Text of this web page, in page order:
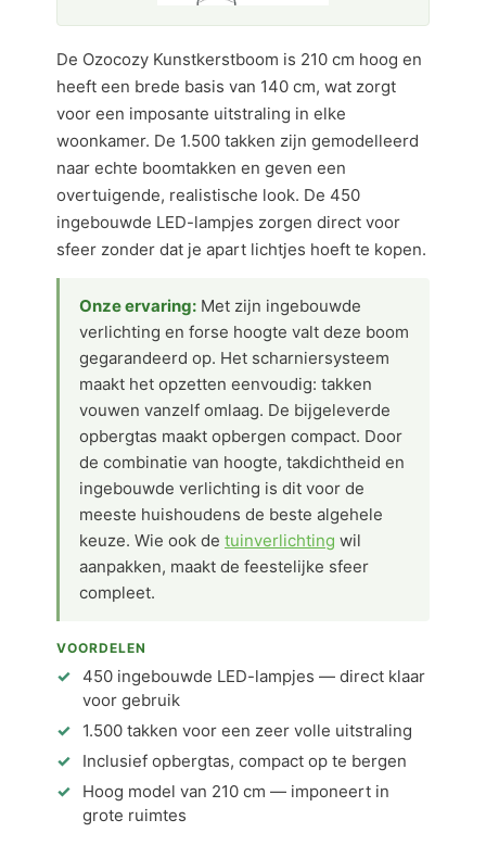
De Ozocozy Kunstkerstboom is 210 cm hoog en
heeft een brede basis van 140 cm, wat zorgt
voor een imposante uitstraling in elke
woonkamer. De 1.500 takken zijn gemodelleerd
naar echte boomtakken en geven een
overtuigende, realistische look. De 450
ingebouwde LED-lampjes zorgen direct voor
sfeer zonder dat je apart lichtjes hoeft te kopen.
Onze ervaring: Met zijn ingebouwde
verlichting en forse hoogte valt deze boom
gegarandeerd op. Het scharniersysteem
maakt het opzetten eenvoudig: takken
vouwen vanzelf omlaag. De bijgeleverde
opbergtas maakt opbergen compact. Door
de combinatie van hoogte, takdichtheid en
ingebouwde verlichting is dit voor de
meeste huishoudens de beste algehele
keuze. Wie ook de tuinverlichting wil
aanpakken, maakt de feestelijke sfeer
compleet.
VOORDELEN
450 ingebouwde LED-lampjes — direct klaar
voor gebruik
1.500 takken voor een zeer volle uitstraling
Inclusief opbergtas, compact op te bergen
Hoog model van 210 cm — imponeert in
grote ruimtes